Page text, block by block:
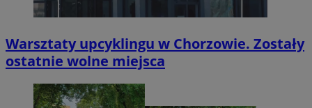
Warsztaty upcyklingu w Chorzowie. Zostały
ostatnie wolne miejsca